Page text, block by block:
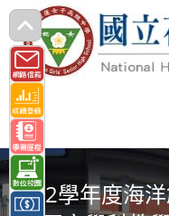
跳
轉
至
主
要
內
容 112學年度海